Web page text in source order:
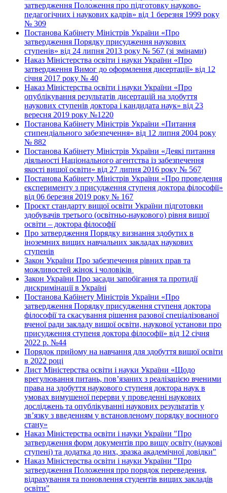
затвердження Положення про підготовку науково-
педагогічних і наукових кадрів» від 1 березня 1999 року
№ 309
Постанова Кабінету Міністрів України «Про
затвердження Порядку присудження наукових
ступенів» від 24 липня 2013 року № 567 (зі змінами)
Наказ Міністерства освіти і науки України «Про
затвердження Вимог до оформлення дисертації» від 12
січня 2017 року № 40
Наказ Міністерства освіти і науки України «Про
опублікування результатів дисертацій на здобуття
наукових ступенів доктора і кандидата наук» від 23
вересня 2019 року №1220
Постанова Кабінету Міністрів України «Питання
стипендіального забезпечення» від 12 липня 2004 року
№ 882
Постанова Кабінету Міністрів України «Деякі питання
діяльності Національного агентства із забезпечення
якості вищої освіти» від 27 липня 2016 року № 567
Постанова Кабінету Міністрів України «Про проведення
експерименту з присудження ступеня доктора філософії»
від 06 березня 2019 року № 167
Проєкт стандарту вищої освіти України підготовки
здобувачів третього (освітньо-наукового) рівня вищої
освіти – доктора філософії
Про затвердження Порядку визнання здобутих в
іноземних вищих навчальних закладах наукових
ступенів
Закон України Про забезпечення рівних прав та
можливостей жінок і чоловіків
Закон України Про засади запобігання та протидії
дискримінації в Україні
Постанова Кабінету Міністрів України «Про
затвердження Порядку присудження ступеня доктора
філософії та скасування рішення разової спеціалізованої
вченої ради закладу вищої освіти, наукової установи про
присудження ступеня доктора філософії» від 12 січня
2022 р. №44
Порядок прийому на навчання для здобуття вищої освіти
в 2022 році
Лист Міністерства освіти і науки України «Щодо
врегулювання питань, пов’язаних з реалізацією вченими
права на здобуття наукового ступеня доктора наук в
умовах вимушеної перерви у проведенні наукових
досліджень та опублікуванні наукових результатів у
зв’язку з введенням у встановленому порядку воєнного
стану»
Наказ Міністерства освіти і науки України "Про
затвердження форм документів про вищу освіту (наукові
ступені) та додатка до них, зразка академічної довідки"
Наказ Міністерства освіти і науки України "Про
затвердження Положення про порядок переведення,
відрахування та поновлення студентів вищих закладів
освіти"